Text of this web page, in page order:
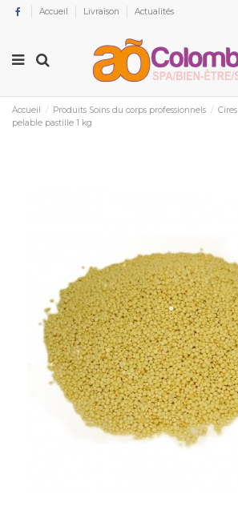
Accueil Livraison Actualités
Accueil Produits Soins du corps professionnels Cires
pelable pastille 1 kg